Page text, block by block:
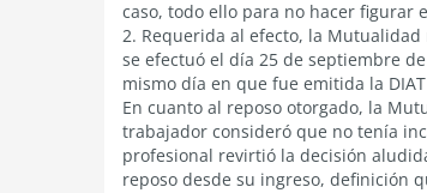
caso, todo ello para no hacer figurar
2. Requerida al efecto, la
se efectuó el día 25 de septiembre
mismo día en que fue emitida la
En cuanto al reposo otorgado, la
trabajador consideró que no tenía
profesional revirtió la decisión
reposo desde su ingreso, definición